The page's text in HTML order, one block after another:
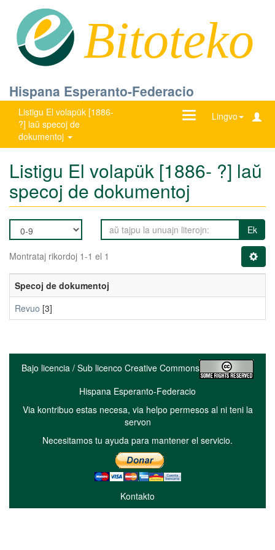
Bitoteko
Hispana Esperanto-Federacio
Listigu El volapük [1886-
?] laŭ specoj de
dokumentoj
Lingvo
Ŝanĝu
Listigu El volapük [1886- ?] laŭ
specoj de dokumentoj
Ek
Montrataj rikordoj 1-1 el 1
Specoj de dokumentoj
Revuo [3]
Bajo licencia / Sub licenco Creative Commons
Hispana Esperanto-Federacio
Via kontribuo estas necesa, via helpo permesos al ni teni la
servon
Necesitamos tu ayuda para mantener el servicio.
Kontakto